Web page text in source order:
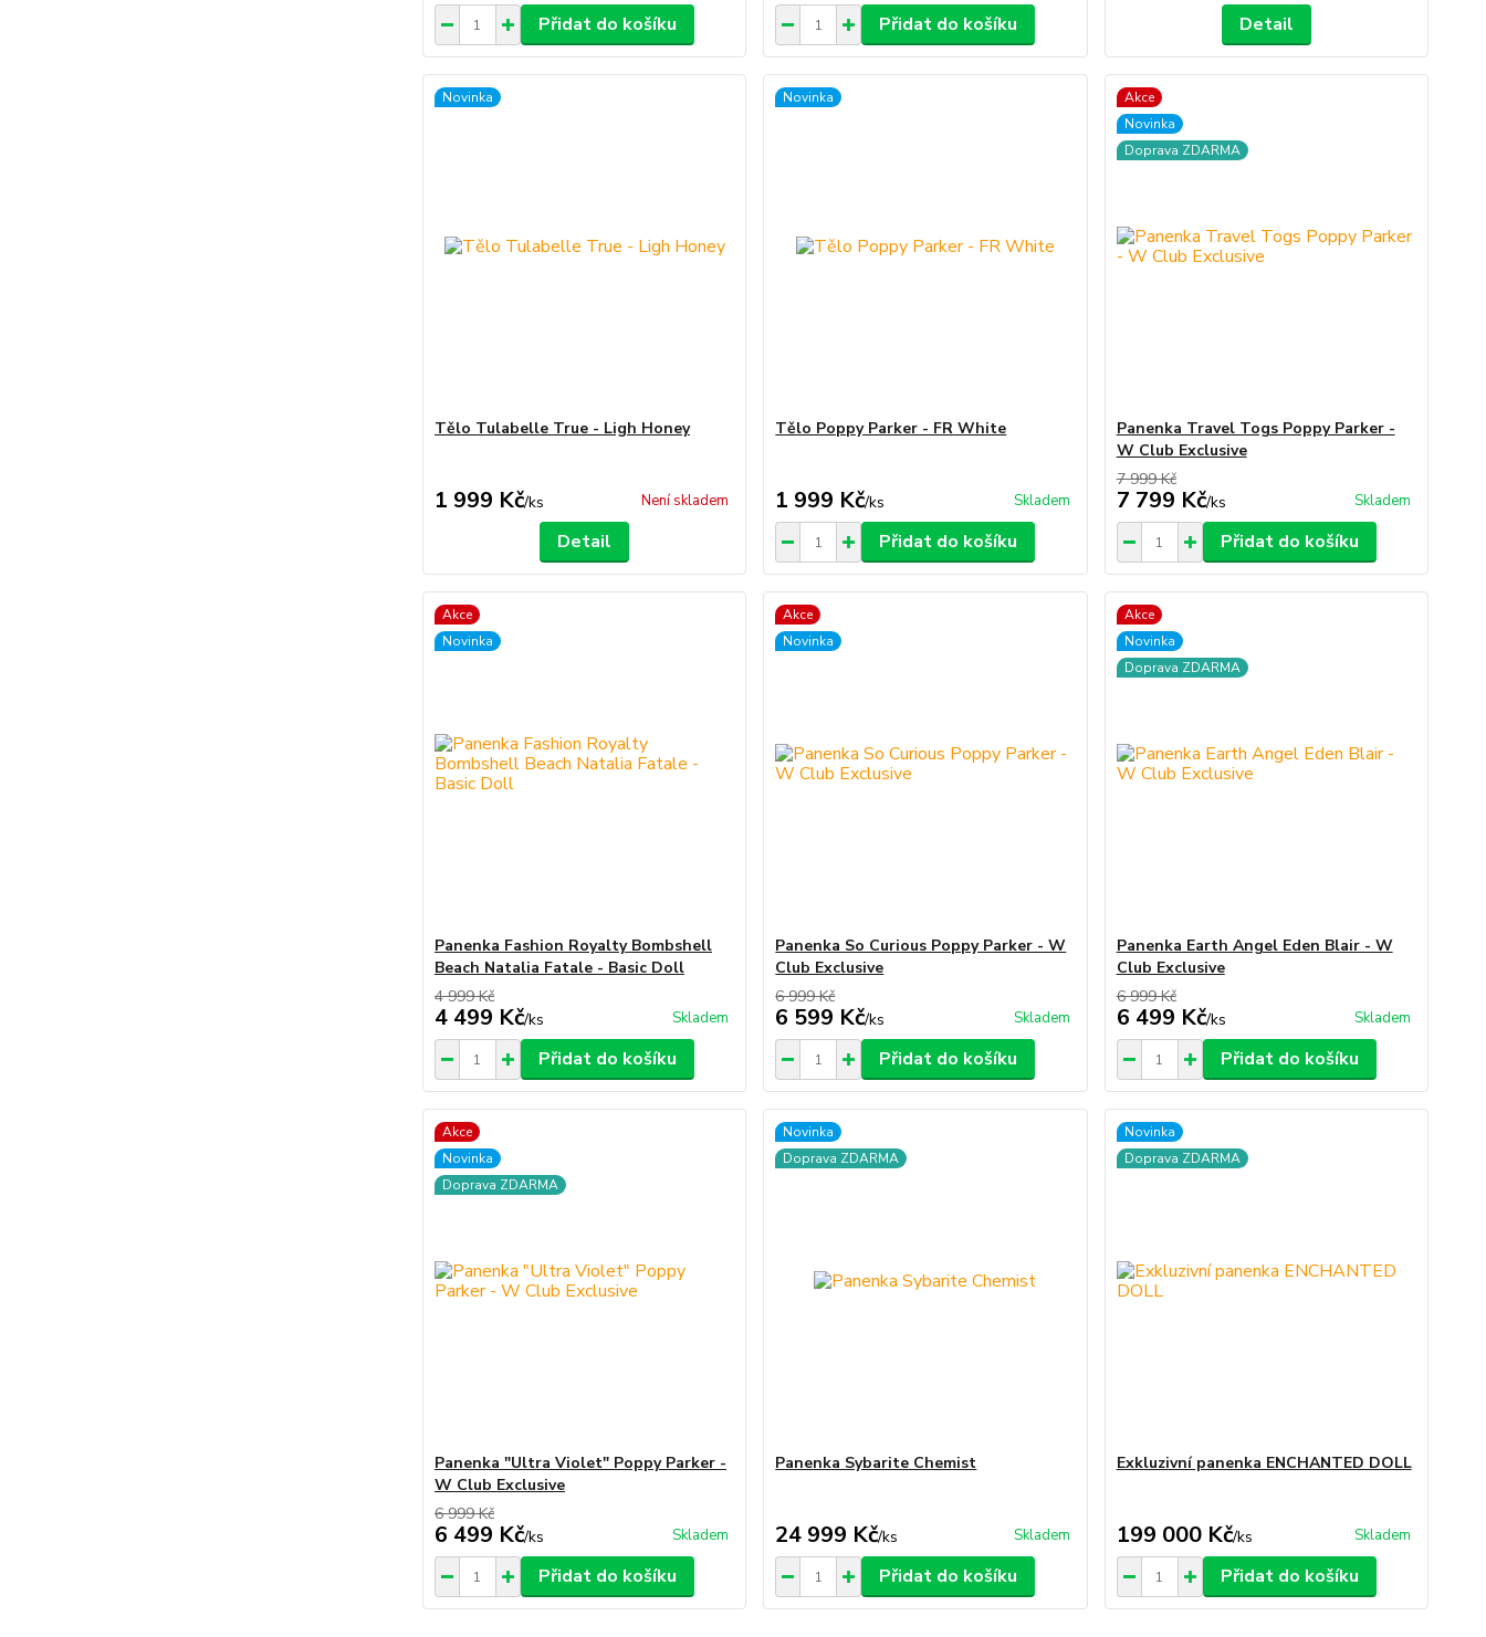
Přidat do košíku Přidat do košíku Detail
Novinka
Tělo Tulabelle True - Ligh Honey
1 999 Kč/ks Není skladem
Detail
Novinka
Tělo Poppy Parker - FR White
1 999 Kč/ks Skladem
Přidat do košíku
Akce
Novinka
Doprava ZDARMA
Panenka Travel Togs Poppy Parker -
W Club Exclusive
7 999 Kč
7 799 Kč/ks Skladem
Přidat do košíku
Akce
Novinka
Panenka Fashion Royalty Bombshell
Beach Natalia Fatale - Basic Doll
4 999 Kč
4 499 Kč/ks Skladem
Přidat do košíku
Akce
Novinka
Panenka So Curious Poppy Parker - W
Club Exclusive
6 999 Kč
6 599 Kč/ks Skladem
Přidat do košíku
Akce
Novinka
Doprava ZDARMA
Panenka Earth Angel Eden Blair - W
Club Exclusive
6 999 Kč
6 499 Kč/ks Skladem
Přidat do košíku
Akce
Novinka
Doprava ZDARMA
Panenka "Ultra Violet" Poppy Parker -
W Club Exclusive
6 999 Kč
6 499 Kč/ks Skladem
Přidat do košíku
Novinka
Doprava ZDARMA
Panenka Sybarite Chemist
24 999 Kč/ks Skladem
Přidat do košíku
Novinka
Doprava ZDARMA
Exkluzivní panenka ENCHANTED DOLL
199 000 Kč/ks Skladem
Přidat do košíku